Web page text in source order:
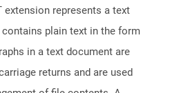
extension represents a text
plain text in the form
in a text document are
returns and are used